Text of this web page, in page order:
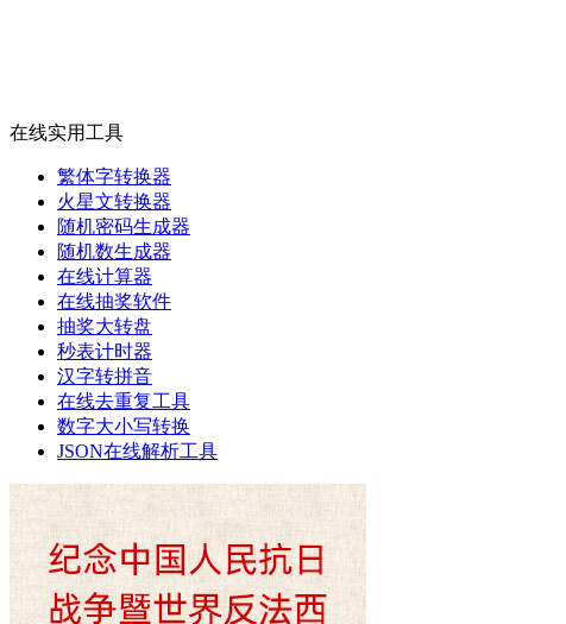
在线实用工具
繁体字转换器
火星文转换器
随机密码生成器
随机数生成器
在线计算器
在线抽奖软件
抽奖大转盘
秒表计时器
汉字转拼音
在线去重复工具
数字大小写转换
JSON在线解析工具